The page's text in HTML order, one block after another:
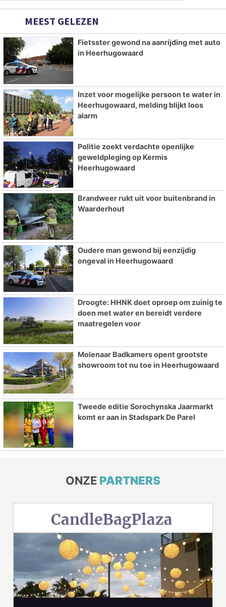
MEEST GELEZEN
Fietsster gewond na aanrijding met auto
in Heerhugowaard
Inzet voor mogelijke persoon te water in
Heerhugowaard, melding blijkt loos
alarm
Politie zoekt verdachte openlijke
geweldpleging op Kermis
Heerhugowaard
Brandweer rukt uit voor buitenbrand in
Waarderhout
Oudere man gewond bij eenzijdig
ongeval in Heerhugowaard
Droogte: HHNK doet oproep om zuinig te
doen met water en bereidt verdere
maatregelen voor
Molenaar Badkamers opent grootste
showroom tot nu toe in Heerhugowaard
Tweede editie Sorochynska Jaarmarkt
komt er aan in Stadspark De Parel
ONZE PARTNERS